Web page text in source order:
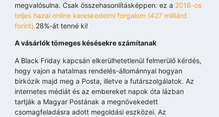
megvalósulna. Csak összehasonlításképpen: ez a 2016-os
teljes hazai online kereskedelmi forgalom (427 milliárd
forint) 28%-át tenné ki!
A vásárlók tömeges késésekre számítanak
A Black Friday kapcsán elkerülhetetlenül felmerülő kérdés,
hogy vajon a hatalmas rendelés-állománnyal hogyan
birkózik majd meg a Posta, illetve a futárszolgálatok. Az
internetes médiát és az embereket napok óta lázban
tartják a Magyar Postának a megnövekedett
csomagfeladásra adott megoldási eszközei. Az